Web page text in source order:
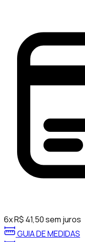
6xR$ 41,50sem juros
GUIA DE MEDIDAS